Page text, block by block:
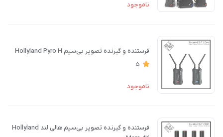
ناموجود
فرستنده و گیرنده تصویر بی‌سیم Hollyland Pyro H
5
ناموجود
فرستنده و گیرنده تصویر بی‌سیم هالی لند Hollyland